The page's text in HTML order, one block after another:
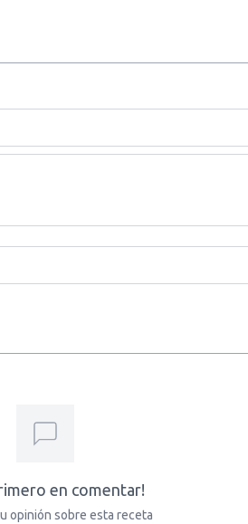
en comentar!
opinión sobre esta receta